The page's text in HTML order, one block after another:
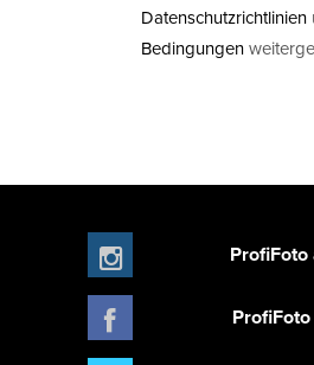
Datenschutzrichtlinien
Bedingungen